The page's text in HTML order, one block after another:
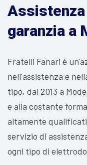
garanzia a
Fratelli Fanari è
nell'assistenza e
tipo, dal 2013 a
e alla costante
altamente
servizio di
ogni tipo di